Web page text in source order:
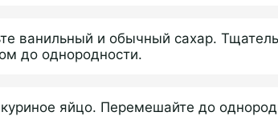
ванильный и обычный сахар.
до однородности.
яйцо. Перемешайте до